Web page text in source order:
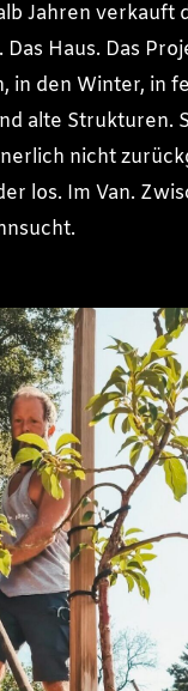
Jahren verkauft
Das Haus. Das
in den Winter, in
alte Strukturen.
nicht
los. Im Van.